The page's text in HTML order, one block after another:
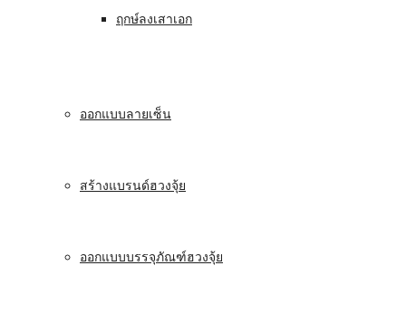
ฤกษ์ลงเสาเอก
ออกแบบลายเซ็น
สร้างแบรนด์ฮวงจุ้ย
ออกแบบบรรจุภัณฑ์ฮวงจุ้ย